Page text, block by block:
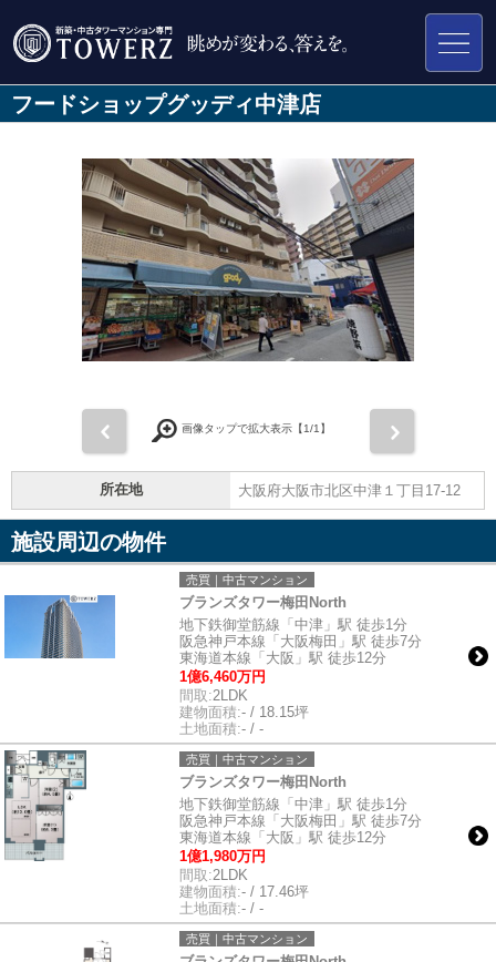
フードショップグッディ中津店
画像タップで拡大表示【1/1】
所在地 大阪府大阪市北区中津１丁目17-12
施設周辺の物件
売買｜中古マンション
ブランズタワー梅田North
地下鉄御堂筋線「中津」駅 徒歩1分
阪急神戸本線「大阪梅田」駅 徒歩7分
東海道本線「大阪」駅 徒歩12分
1億6,460万円
間取:2LDK
建物面積:- / 18.15坪
土地面積:- / -
売買｜中古マンション
ブランズタワー梅田North
地下鉄御堂筋線「中津」駅 徒歩1分
阪急神戸本線「大阪梅田」駅 徒歩7分
東海道本線「大阪」駅 徒歩12分
1億1,980万円
間取:2LDK
建物面積:- / 17.46坪
土地面積:- / -
売買｜中古マンション